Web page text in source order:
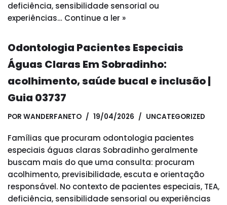
deficiência, sensibilidade sensorial ou
experiências… Continue a ler »
Odontologia Pacientes Especiais
Águas Claras Em Sobradinho:
acolhimento, saúde bucal e inclusão |
Guia 03737
POR WANDERFANETO 19/04/2026 UNCATEGORIZED
Famílias que procuram odontologia pacientes
especiais águas claras Sobradinho geralmente
buscam mais do que uma consulta: procuram
acolhimento, previsibilidade, escuta e orientação
responsável. No contexto de pacientes especiais, TEA,
deficiência, sensibilidade sensorial ou experiências